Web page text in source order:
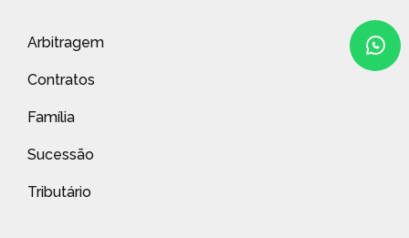
Arbitragem
Contratos
Família
Sucessão
Tributário